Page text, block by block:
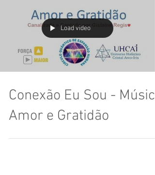
Load video
Conexão Eu Sou - Música
Amor e Gratidão